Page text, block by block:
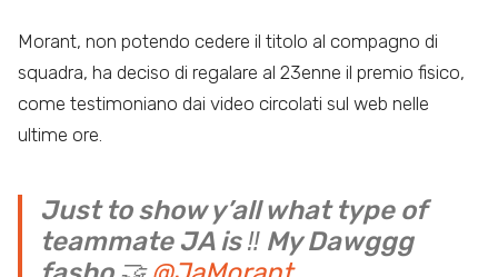
Morant, non potendo cedere il titolo al compagno di
squadra, ha deciso di regalare al 23enne il premio fisico,
come testimoniano dai video circolati sul web nelle
ultime ore.
Just to show y’all what type of
teammate JA is ‼️ My Dawggg